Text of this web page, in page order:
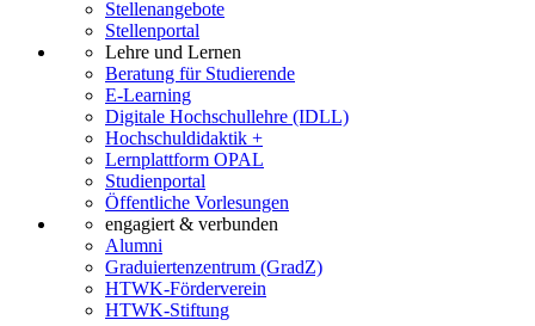
Stellenangebote
Stellenportal
Lehre und Lernen
Beratung für Studierende
E-Learning
Digitale Hochschullehre (IDLL)
Hochschuldidaktik +
Lernplattform OPAL
Studienportal
Öffentliche Vorlesungen
engagiert & verbunden
Alumni
Graduiertenzentrum (GradZ)
HTWK-Förderverein
HTWK-Stiftung